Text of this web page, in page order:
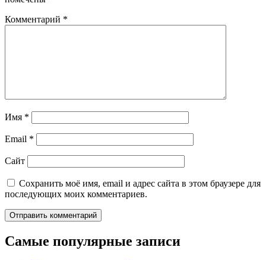
Комментарий *
Имя *
Email *
Сайт
Сохранить моё имя, email и адрес сайта в этом браузере для
последующих моих комментариев.
Самые популярные записи